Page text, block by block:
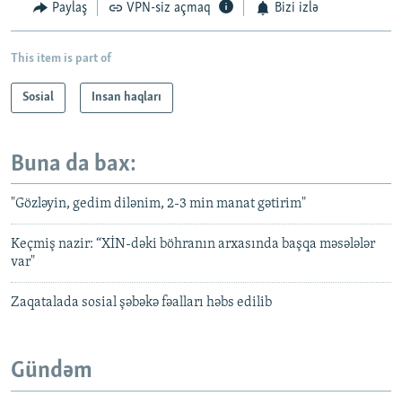
Paylaş VPN-siz açmaq Bizi izlə
This item is part of
Sosial Insan haqları
Buna da bax:
"Gözləyin, gedim dilənim, 2-3 min manat gətirim"
Keçmiş nazir: “XİN-dəki böhranın arxasında başqa məsələlər
var"
Zaqatalada sosial şəbəkə fəalları həbs edilib
Gündəm